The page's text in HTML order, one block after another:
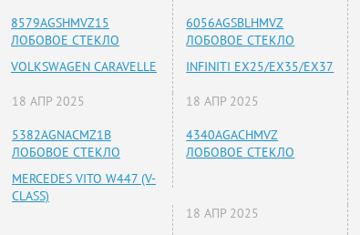
8579AGSHMVZ15
ЛОБОВОЕ СТЕКЛО
VOLKSWAGEN CARAVELLE
6056AGSBLHMVZ
ЛОБОВОЕ СТЕКЛО
INFINITI EX25/EX35/EX37
18 АПР 2025
5382AGNACMZ1B
ЛОБОВОЕ СТЕКЛО
MERCEDES VITO W447 (V-
CLASS)
18 АПР 2025
4340AGACHMVZ
ЛОБОВОЕ СТЕКЛО
18 АПР 2025